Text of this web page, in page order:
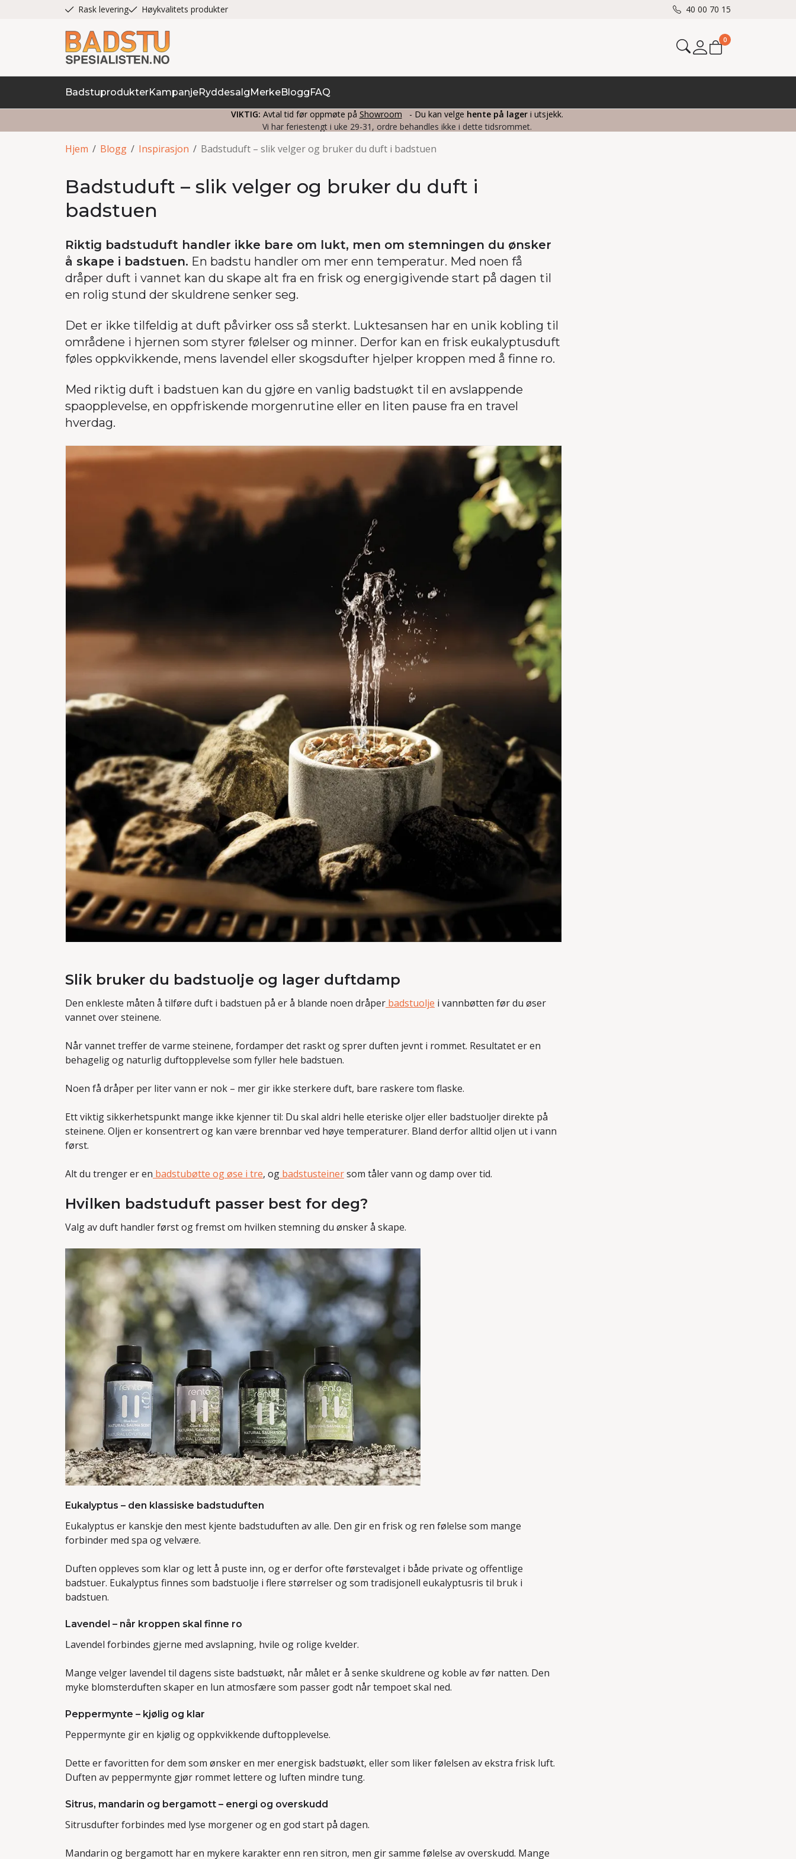
Rask levering Høykvalitets produkter 40 00 70 15
Mine sider
0
BadstuprodukterKampanjeRyddesalgMerkeBloggFAQ
VIKTIG: Avtal tid før oppmøte på Showroom - Du kan velge hente på lageri utsjekk.
Vi har feriestengt i uke 29-31, ordre behandles ikke i dette tidsrommet.
/
Hjem /
Blogg /
Inspirasjon Badstuduft – slik velger og bruker du duft i badstuen
Badstuduft – slik velger og bruker du duft i
badstuen
Riktig badstuduft handler ikke bare om lukt, men om stemningen du ønsker
å skape i badstuen. En badstu handler om mer enn temperatur. Med noen få
dråper duft i vannet kan du skape alt fra en frisk og energigivende start på dagen til
en rolig stund der skuldrene senker seg.
Det er ikke tilfeldig at duft påvirker oss så sterkt. Luktesansen har en unik kobling til
områdene i hjernen som styrer følelser og minner. Derfor kan en frisk eukalyptusduft
føles oppkvikkende, mens lavendel eller skogsdufter hjelper kroppen med å finne ro.
Med riktig duft i badstuen kan du gjøre en vanlig badstuøkt til en avslappende
spaopplevelse, en oppfriskende morgenrutine eller en liten pause fra en travel
hverdag.
Slik bruker du badstuolje og lager duftdamp
Den enkleste måten å tilføre duft i badstuen på er å blande noen dråper badstuolje i vannbøtten før du øser
vannet over steinene.
Når vannet treffer de varme steinene, fordamper det raskt og sprer duften jevnt i rommet. Resultatet er en
behagelig og naturlig duftopplevelse som fyller hele badstuen.
Noen få dråper per liter vann er nok – mer gir ikke sterkere duft, bare raskere tom flaske.
Ett viktig sikkerhetspunkt mange ikke kjenner til: Du skal aldri helle eteriske oljer eller badstuoljer direkte på
steinene. Oljen er konsentrert og kan være brennbar ved høye temperaturer. Bland derfor alltid oljen ut i vann
først.
Alt du trenger er en badstubøtte og øse i tre, og badstusteinersom tåler vann og damp over tid.
Hvilken badstuduft passer best for deg?
Valg av duft handler først og fremst om hvilken stemning du ønsker å skape.
Eukalyptus – den klassiske badstuduften
Eukalyptus er kanskje den mest kjente badstuduften av alle. Den gir en frisk og ren følelse som mange
forbinder med spa og velvære.
Duften oppleves som klar og lett å puste inn, og er derfor ofte førstevalget i både private og offentlige
badstuer. Eukalyptus finnes som badstuolje i flere størrelserog som tradisjonell eukalyptusris til bruk i
badstuen.
Lavendel – når kroppen skal finne ro
Lavendel forbindes gjerne med avslapning, hvile og rolige kvelder.
Mange velger lavendel til dagens siste badstuøkt, når målet er å senke skuldrene og koble av før natten. Den
myke blomsterduften skaper en lun atmosfære som passer godt når tempoet skal ned.
Peppermynte – kjølig og klar
Peppermynte gir en kjølig og oppkvikkende duftopplevelse.
Dette er favoritten for dem som ønsker en mer energisk badstuøkt, eller som liker følelsen av ekstra frisk luft.
Duften av peppermynte gjør rommet lettere og luften mindre tung.
Sitrus, mandarin og bergamott – energi og overskudd
Sitrusdufter forbindes med lyse morgener og en god start på dagen.
Mandarin og bergamott har en mykere karakter enn ren sitron, men gir samme følelse av overskudd. Mange